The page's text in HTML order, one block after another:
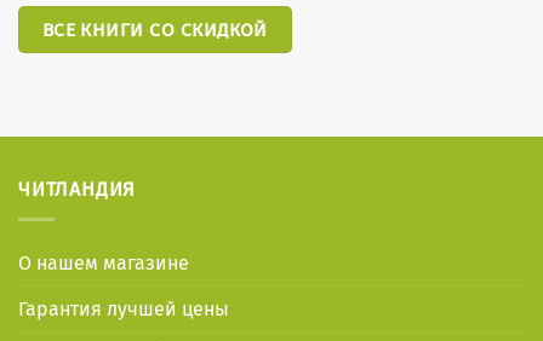
ВСЕ КНИГИ СО СКИДКОЙ
ЧИТЛАНДИЯ
О нашем магазине
Гарантия лучшей цены